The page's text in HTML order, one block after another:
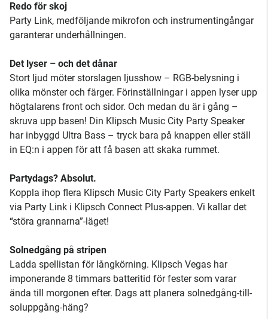
Redo för skoj
Party Link, medföljande mikrofon och instrumentingångar
garanterar underhållningen.
Det lyser – och det dånar
Stort ljud möter storslagen ljusshow – RGB-belysning i
olika mönster och färger. Förinställningar i appen lyser upp
högtalarens front och sidor. Och medan du är i gång –
skruva upp basen! Din Klipsch Music City Party Speaker
har inbyggd Ultra Bass – tryck bara på knappen eller ställ
in EQ:n i appen för att få basen att skaka rummet.
Partydags? Absolut.
Koppla ihop flera Klipsch Music City Party Speakers enkelt
via Party Link i Klipsch Connect Plus-appen. Vi kallar det
“störa grannarna”-läget!
Solnedgång på stripen
Ladda spellistan för långkörning. Klipsch Vegas har
imponerande 8 timmars batteritid för fester som varar
ända till morgonen efter. Dags att planera solnedgång-till-
soluppgång-häng?